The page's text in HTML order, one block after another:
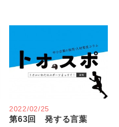
2022/02/25
第63回 発する言葉